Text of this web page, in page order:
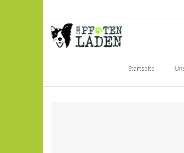
content
Startseite